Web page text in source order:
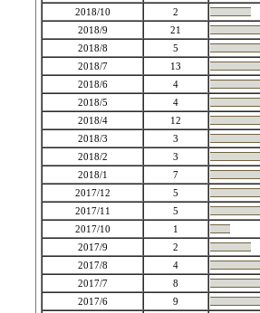
2018/10
2
2018/9
21
2018/8
5
2018/7
13
2018/6
4
2018/5
4
2018/4
12
2018/3
3
2018/2
3
2018/1
7
2017/12
5
2017/11
5
2017/10
1
2017/9
2
2017/8
4
2017/7
8
2017/6
9